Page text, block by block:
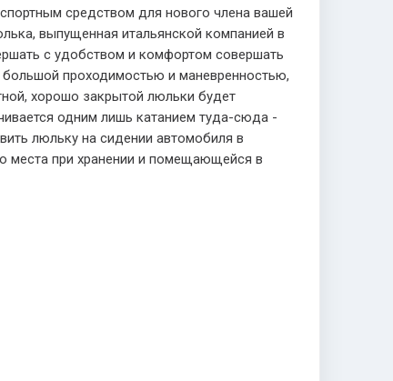
средством для нового члена вашей
выпущенная итальянской компанией в
с удобством и комфортом совершать
проходимостью и маневренностью,
хорошо закрытой люльки будет
одним лишь катанием туда-сюда -
люльку на сидении автомобиля в
места при хранении и помещающейся в